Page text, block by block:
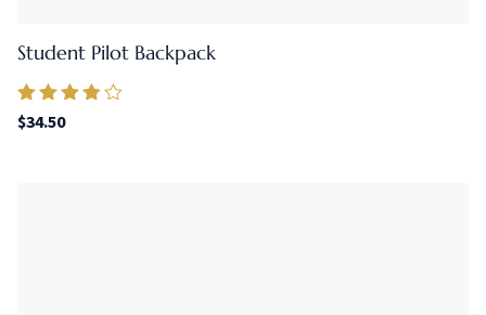
Student Pilot Backpack
Valorado
$34.50